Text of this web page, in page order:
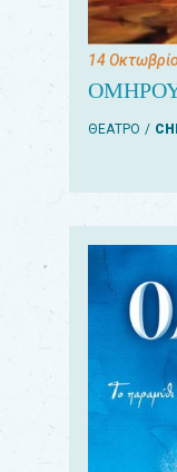
14
ΘΕΑΤΡΟ